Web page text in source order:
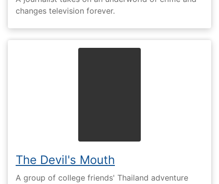
changes television forever.
The Devil's Mouth
A group of college friends' Thailand adventure